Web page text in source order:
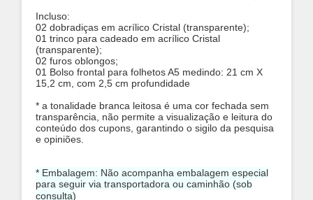
Incluso:
02 dobradiças em acrílico Cristal (transparente);
01 trinco para cadeado em acrílico Cristal
(transparente);
02 furos oblongos;
01 Bolso frontal para folhetos A5 medindo: 21 cm X
15,2 cm, com 2,5 cm profundidade
* a tonalidade branca leitosa é uma cor fechada sem
transparência, não permite a visualização e leitura do
conteúdo dos cupons, garantindo o sigilo da pesquisa
e opiniões.
* Embalagem: Não acompanha embalagem especial
para seguir via transportadora ou caminhão (sob
consulta)